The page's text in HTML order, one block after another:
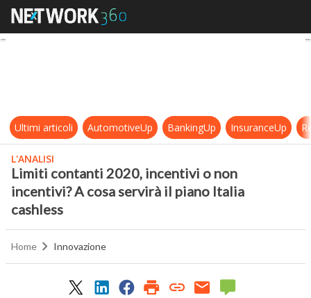
Limiti contanti 2020, incentivi o
Ultimi articoli AutomotiveUp BankingUp InsuranceUp
L'ANALISI
Limiti contanti 2020, incentivi o non
incentivi? A cosa servirà il piano Italia
cashless
Home Innovazione